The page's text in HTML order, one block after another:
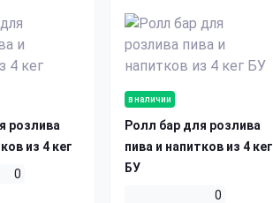
розлива
из 4 кег
0
в наличии
Ролл бар для розлива
пива и напитков из 4 кег
БУ
0